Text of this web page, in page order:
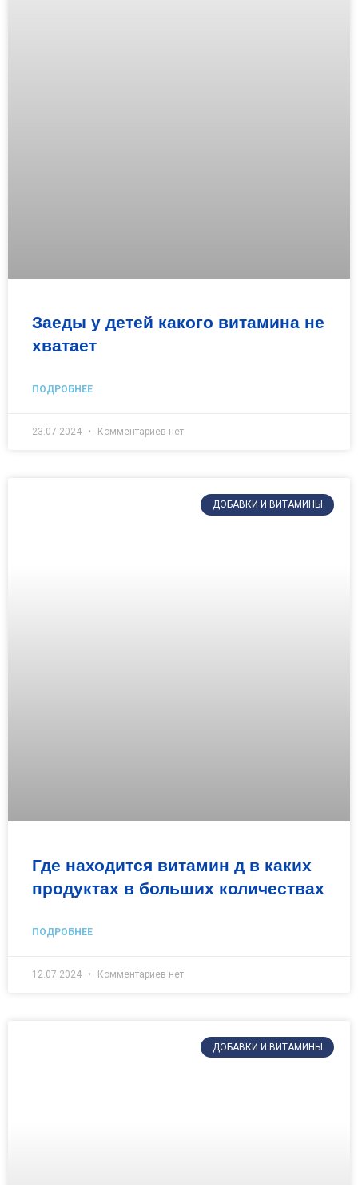
Заеды у детей какого витамина не
хватает
ПОДРОБНЕЕ
23.07.2024 Комментариев нет
ДОБАВКИ И ВИТАМИНЫ
Где находится витамин д в каких
продуктах в больших количествах
ПОДРОБНЕЕ
12.07.2024 Комментариев нет
ДОБАВКИ И ВИТАМИНЫ